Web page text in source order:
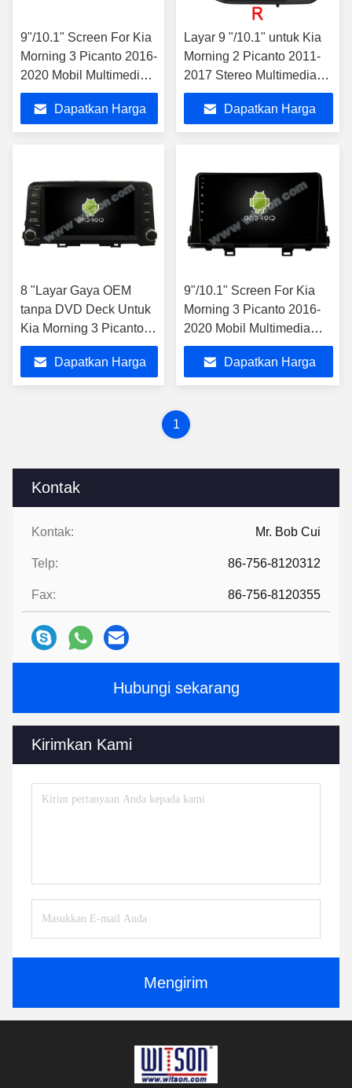
Kontak
Kontak: Mr. Bob Cui
Telp: 86-756-8120312
Fax: 86-756-8120355
Hubungi sekarang
Kirimkan Kami
Mengirim
9"/10.1" Screen For Kia
Morning 3 Picanto 2016-
2020 Mobil Multimedia
Stereo
Dapatkan Harga
Layar 9 "/10.1" untuk Kia
Morning 2 Picanto 2011-
2017 Stereo Multimedia
Mobil
Dapatkan Harga
8 "Layar Gaya OEM
tanpa DVD Deck Untuk
Kia Morning 3 Picanto
2016-2020
Dapatkan Harga
9"/10.1" Screen For Kia
Morning 3 Picanto 2016-
2020 Mobil Multimedia
Stereo
Dapatkan Harga
1